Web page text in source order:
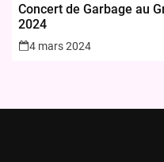
Concert de Garbage au
2024
4 mars 2024